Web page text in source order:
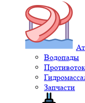
Водопады
Запчасти